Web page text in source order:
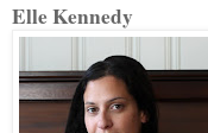
Elle Kennedy